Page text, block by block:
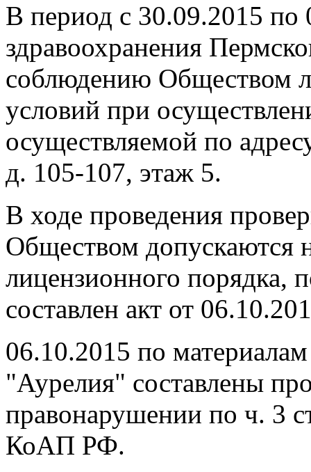
В период с 30.09.2015
здравоохранения
соблюдению Обществом
условий при
осуществляемой по
д. 105-107, этаж 5.
В ходе проведения
Обществом допускаются
лицензионного порядка,
составлен акт от
06.10.2015 по
"Аурелия" составлены
правонарушении по ч. 3
КоАП РФ.